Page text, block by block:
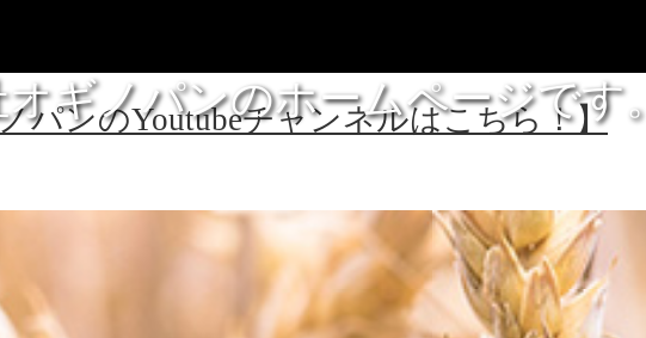
ギノパンのホームページです。
パンのYoutubeチャンネルはこちら！】